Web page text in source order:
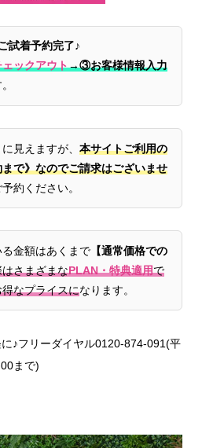
試着予約完了♪
ックアウト→③お客様情報入力
見えますが、 本サイトご利用の
で》なのでご請求はございませ
約ください。
金額はあくまで【通常価格での
はさまざまなPLAN・特典適用で
なプライスになります。
♪フリーダイヤル0120-874-091(平
まで)